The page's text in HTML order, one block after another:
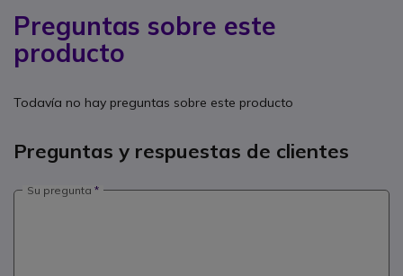
Preguntas sobre este
producto
Todavía no hay preguntas sobre este producto
Preguntas y respuestas de clientes
Su pregunta